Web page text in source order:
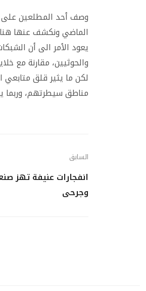
وصف أحد المطلعين على
الماضي ونكشف عنها
يعود الأمر الى أن
والحوثيين، مقارنة مع
لكن ما يثير قلق
مناطق سيطرتهم، وربما
السابق
انفجارات عنيفة تهز
وجرحى